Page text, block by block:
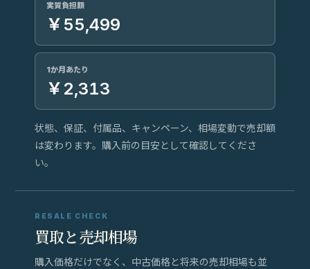
実質負担額
￥55,499
1か月あたり
￥2,313
状態、保証、付属品、キャンペーン、相場変動で売却額
は変わります。購入前の目安として確認してくださ
い。
RESALE CHECK
買取と売却相場
購入価格だけでなく、中古価格と将来の売却相場も並